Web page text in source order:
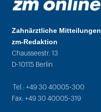
Zahnärztliche Mitteilungen
zm-Redaktion
Chausseestr. 13
D-10115 Berlin
Tel.: +49 30 40005-300
Fax: +49 30 40005-319